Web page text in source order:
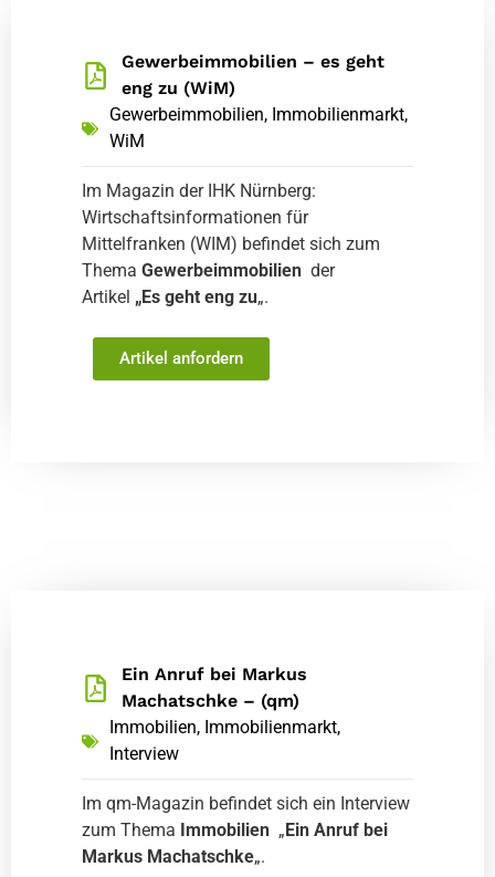
Gewerbeimmobilien – es geht
eng zu (WiM)
Gewerbeimmobilien, Immobilienmarkt,
WiM
Im Magazin der IHK Nürnberg:
Wirtschaftsinformationen für
Mittelfranken (WIM) befindet sich zum
Thema Gewerbeimmobilien der
Artikel „Es geht eng zu„.
Artikel anfordern
Ein Anruf bei Markus
Machatschke – (qm)
Immobilien, Immobilienmarkt,
Interview
Im qm-Magazin befindet sich ein Interview
zum Thema Immobilien „ Ein Anruf bei
Markus Machatschke„.